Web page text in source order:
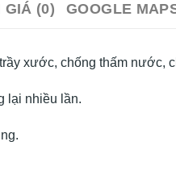
GIÁ (0) GOOGLE
xước, chống thấm nước,
lại nhiều lần.